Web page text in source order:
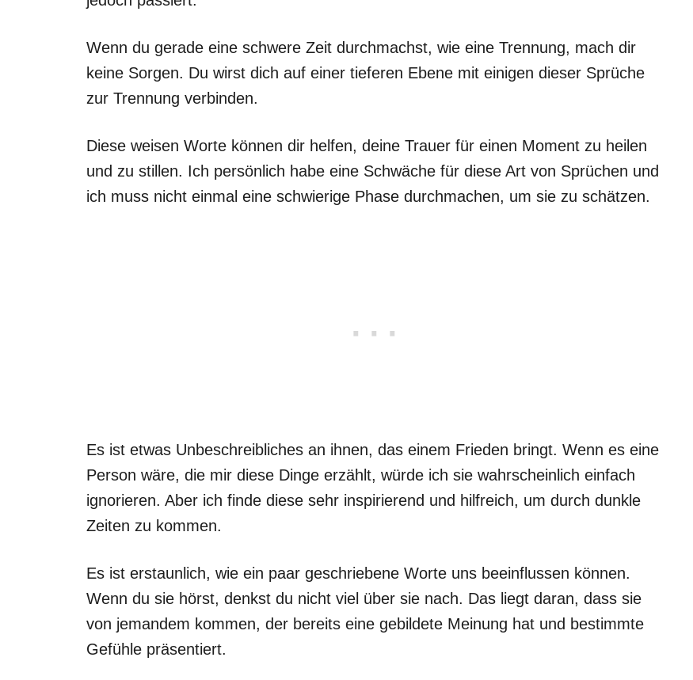
Wenn du gerade eine schwere Zeit durchmachst, wie eine Trennung, mach dir
keine Sorgen. Du wirst dich auf einer tieferen Ebene mit einigen dieser Sprüche
zur Trennung verbinden.
Diese weisen Worte können dir helfen, deine Trauer für einen Moment zu heilen
und zu stillen. Ich persönlich habe eine Schwäche für diese Art von Sprüchen und
ich muss nicht einmal eine schwierige Phase durchmachen, um sie zu schätzen.
Es ist etwas Unbeschreibliches an ihnen, das einem Frieden bringt. Wenn es eine
Person wäre, die mir diese Dinge erzählt, würde ich sie wahrscheinlich einfach
ignorieren. Aber ich finde diese sehr inspirierend und hilfreich, um durch dunkle
Zeiten zu kommen.
Es ist erstaunlich, wie ein paar geschriebene Worte uns beeinflussen können.
Wenn du sie hörst, denkst du nicht viel über sie nach. Das liegt daran, dass sie
von jemandem kommen, der bereits eine gebildete Meinung hat und bestimmte
Gefühle präsentiert.